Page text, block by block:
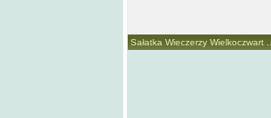
Sałatka Wieczerzy Wielkoczwart ...